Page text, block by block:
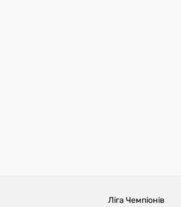
Ліга Чемпіонів